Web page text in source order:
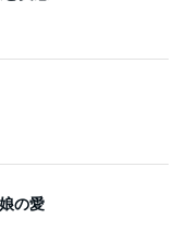
の愛
れてて嬉しい瞬間。